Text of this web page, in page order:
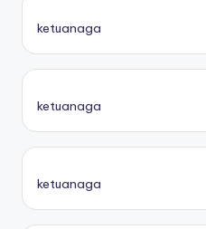
ketuanaga
ketuanaga
ketuanaga